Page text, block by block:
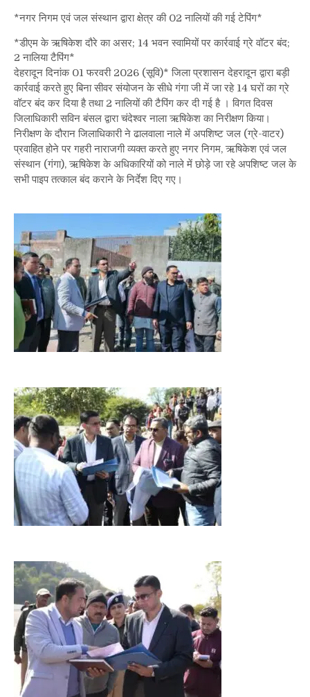
कार्रवाई;
गंगा
में
प्रवाहित
हो
रहे
14
भवनों
का
ग्रे-
वाटर
किया
बंद
*नगर निगम एवं जल संस्थान द्वारा क्षेत्र की 02 नालियों की गई टेपिंग*
*डीएम के ऋषिकेश दौरे का असर; 14 भवन स्वामियों पर कार्रवाई ग्रे वॉटर बंद;
2 नालिया टैपिंग*
देहरादून दिनांक 01 फरवरी 2026 (सूवि)* जिला प्रशासन देहरादून द्वारा बड़ी
कार्रवाई करते हुए बिना सीवर संयोजन के सीधे गंगा जी में जा रहे 14 घरों का ग्रे
वॉटर बंद कर दिया है तथा 2 नालियों की टैपिंग कर दी गई है । विगत दिवस
जिलाधिकारी सविन बंसल द्वारा चंदेश्वर नाला ऋषिकेश का निरीक्षण किया।
निरीक्षण के दौरान जिलाधिकारी ने ढालवाला नाले में अपशिष्ट जल (ग्रे-वाटर)
प्रवाहित होने पर गहरी नाराजगी व्यक्त करते हुए नगर निगम, ऋषिकेश एवं जल
संस्थान (गंगा), ऋषिकेश के अधिकारियों को नाले में छोड़े जा रहे अपशिष्ट जल के
सभी पाइप तत्काल बंद कराने के निर्देश दिए गए।